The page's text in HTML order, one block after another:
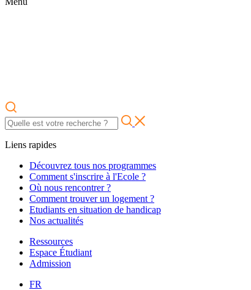
Liens rapides
Découvrez tous nos programmes
Comment s'inscrire à l'Ecole ?
Où nous rencontrer ?
Comment trouver un logement ?
Etudiants en situation de handicap
Nos actualités
Ressources
Espace Étudiant
Admission
FR